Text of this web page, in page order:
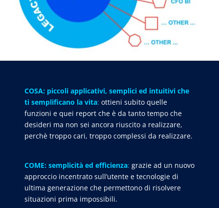
COSA: piccoli applicativi, semplici ed intuitivi che
ti semplificano la vita: ottieni subito quelle
funzioni e quei report che è da tanto tempo che
desideri ma non sei ancora riuscito a realizzare,
perchè troppo cari, troppo complessi da realizzare.
COME: semplicità ed efficienza: grazie ad un nuovo
approccio incentrato sull’utente e tecnologie di
ultima generazione che permettono di risolvere
situazioni prima impossibili.